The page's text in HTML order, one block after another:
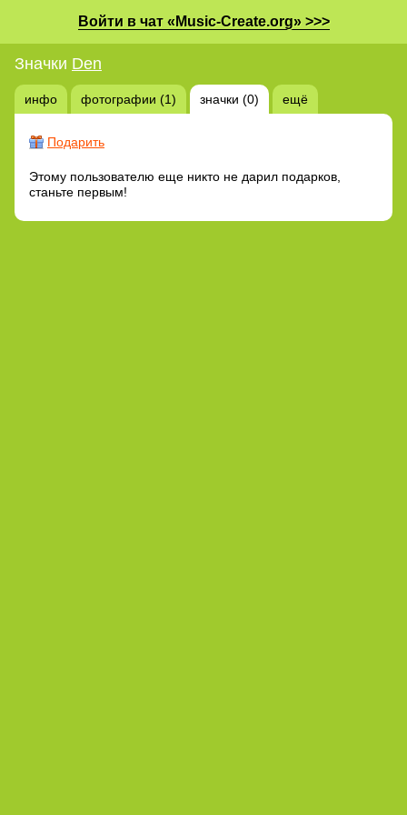
Войти в чат «Music-Create.org» >>>
Значки Den
инфо фотографии (1) значки (0) ещё
Подарить
Этому пользователю еще никто не дарил подарков,
станьте первым!